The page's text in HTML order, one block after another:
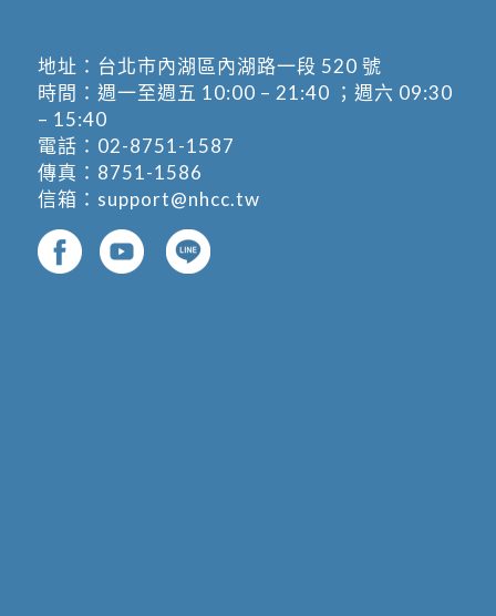
地址： 台北市內湖區內湖路一段 520 號
時間：週一至週五 10:00 – 21:40 ；週六 09:30
– 15:40
電話： 02-8751-1587
傳真：8751-1586
信箱： support@nhcc.tw